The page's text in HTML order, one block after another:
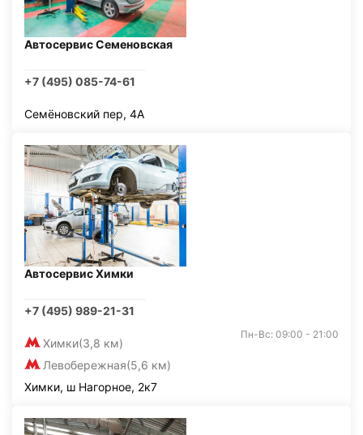
Автосервис Семеновская
+7 (495) 085-74-61
Семёновский пер, 4А
Автосервис Химки
+7 (495) 989-21-31
Химки(3,8 км)
Левобережная(5,6 км)
Пн-Вс: 09:00 - 21:00
Химки, ш Нагорное, 2к7